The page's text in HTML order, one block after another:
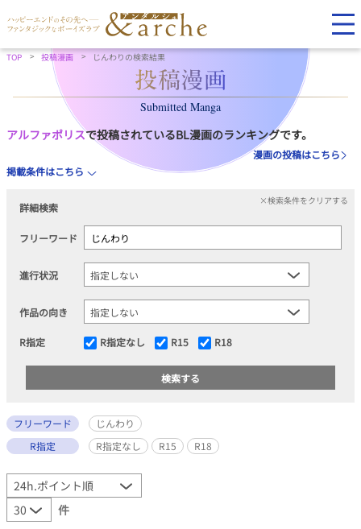
TOP 投稿漫画 じんわりの検索結果
Submitted Manga
アルファポリスで投稿されているBL漫画のランキングです。
漫画の投稿はこちら
掲載条件はこちら
詳細検索
×検索条件をクリアする
フリーワード
進行状況
作品の向き
R指定 R指定なし R15 R18
フリーワード
じんわり
R指定
R指定なし R15 R18
件